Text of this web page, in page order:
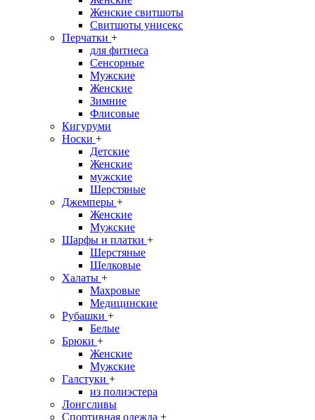
Женские свитшоты
Свитшоты унисекс
Перчатки +
для фитнеса
Сенсорные
Мужские
Женские
Зимние
Флисовые
Кигуруми
Носки +
Детские
Женские
мужские
Шерстяные
Джемперы +
Женские
Мужские
Шарфы и платки +
Шерстяные
Шелковые
Халаты +
Махровые
Медицинские
Рубашки +
Белые
Брюки +
Женские
Мужские
Галстуки +
из полиэстера
Лонгсливы
Спортивная одежда +